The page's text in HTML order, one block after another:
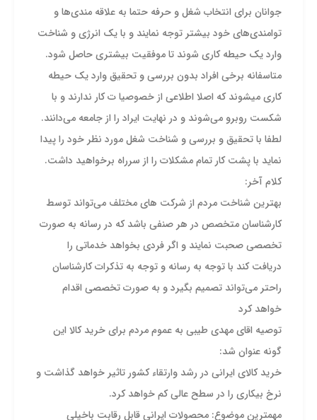
جوانان برای انتخاب شغل و حرفه حتما به علاقه مندی‌ها و
توامندی‌های خود بیشتر توجه نمایند و با یک انرژی و شناخت
وارد یک حیطه کاری شوند تا موفقیت بیشتری حاصل شود.
متاسفانه برخی افراد بدون بررسی و تحقیق وارد یک حیطه
کاری میشوند که اصلا اطلاعی از خصوصیا ت کار ندارند و با
شکست روبرو می‌شوند و در نهایت ایراد را از جامعه می‌دانند.
لطفا با تحقیق و بررسی و شناخت شغل مورد نظر خود را پیدا
نماید با پشت کار تمام مشکلات را از سرراه برخواهید داشت.
کلام آخر:
بهترین شناخت مردم از شرکت ها‌ی مختلف می‌تواند توسط
کارشناسان متخصص در هر صنفی باشد که در رسانه به صورت
تخصصی صحبت نمایند و اگر فردی بخواهد خدماتی را
دریافت کند با توجه به رسانه و توجه به تذکرات کارشناسان
راحتر می‌تواند تصمیم بگیرد و به صورت تخصصی اقدام
خواهد کرد
توصیه اقای مهدی طیبی به عموم مردم برای خرید کالا این
گونه عنوان شد:
خرید کالای ایرانی در رشد وارتقاء کشور تاثیر خواهد گذاشت و
نرخ بیکاری را در سطح عالی کم خواهد کرد.
مهمترین موضوع: محصولات ایرانی قابل رقابت باخیلی